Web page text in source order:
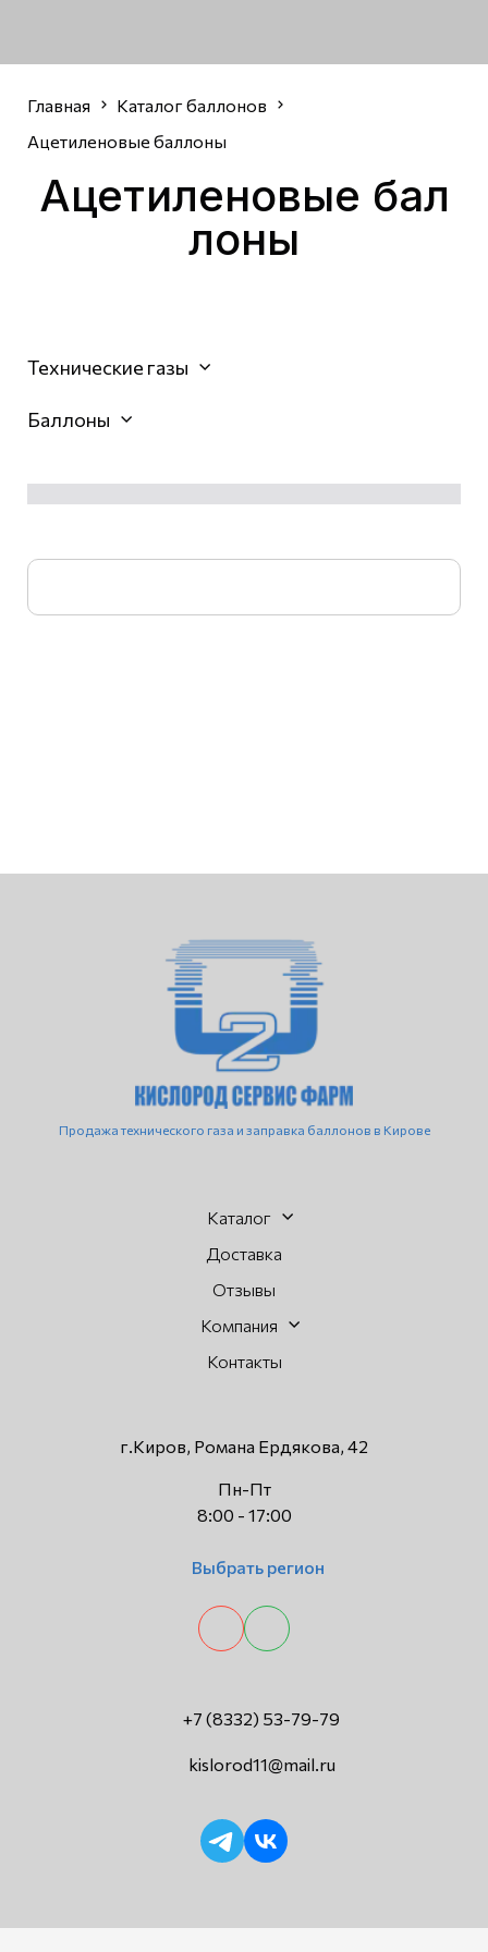
Главная
Каталог баллонов
Ацетиленовые баллоны
Ацетиленовые бал
лоны
Технические газы
Баллоны
Доставка по Кирову в день заказа
Продажа технического газа и заправка баллонов в Кирове
Каталог
Доставка
Отзывы
Компания
Контакты
г.Киров, Романа Ердякова, 42
Пн-Пт
8:00 - 17:00
Выбрать регион
+7 (8332) 53-79-79
kislorod11@mail.ru